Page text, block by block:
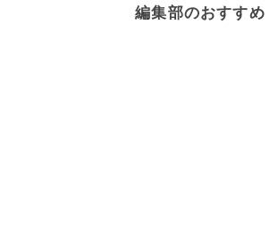
編集部のおすすめ